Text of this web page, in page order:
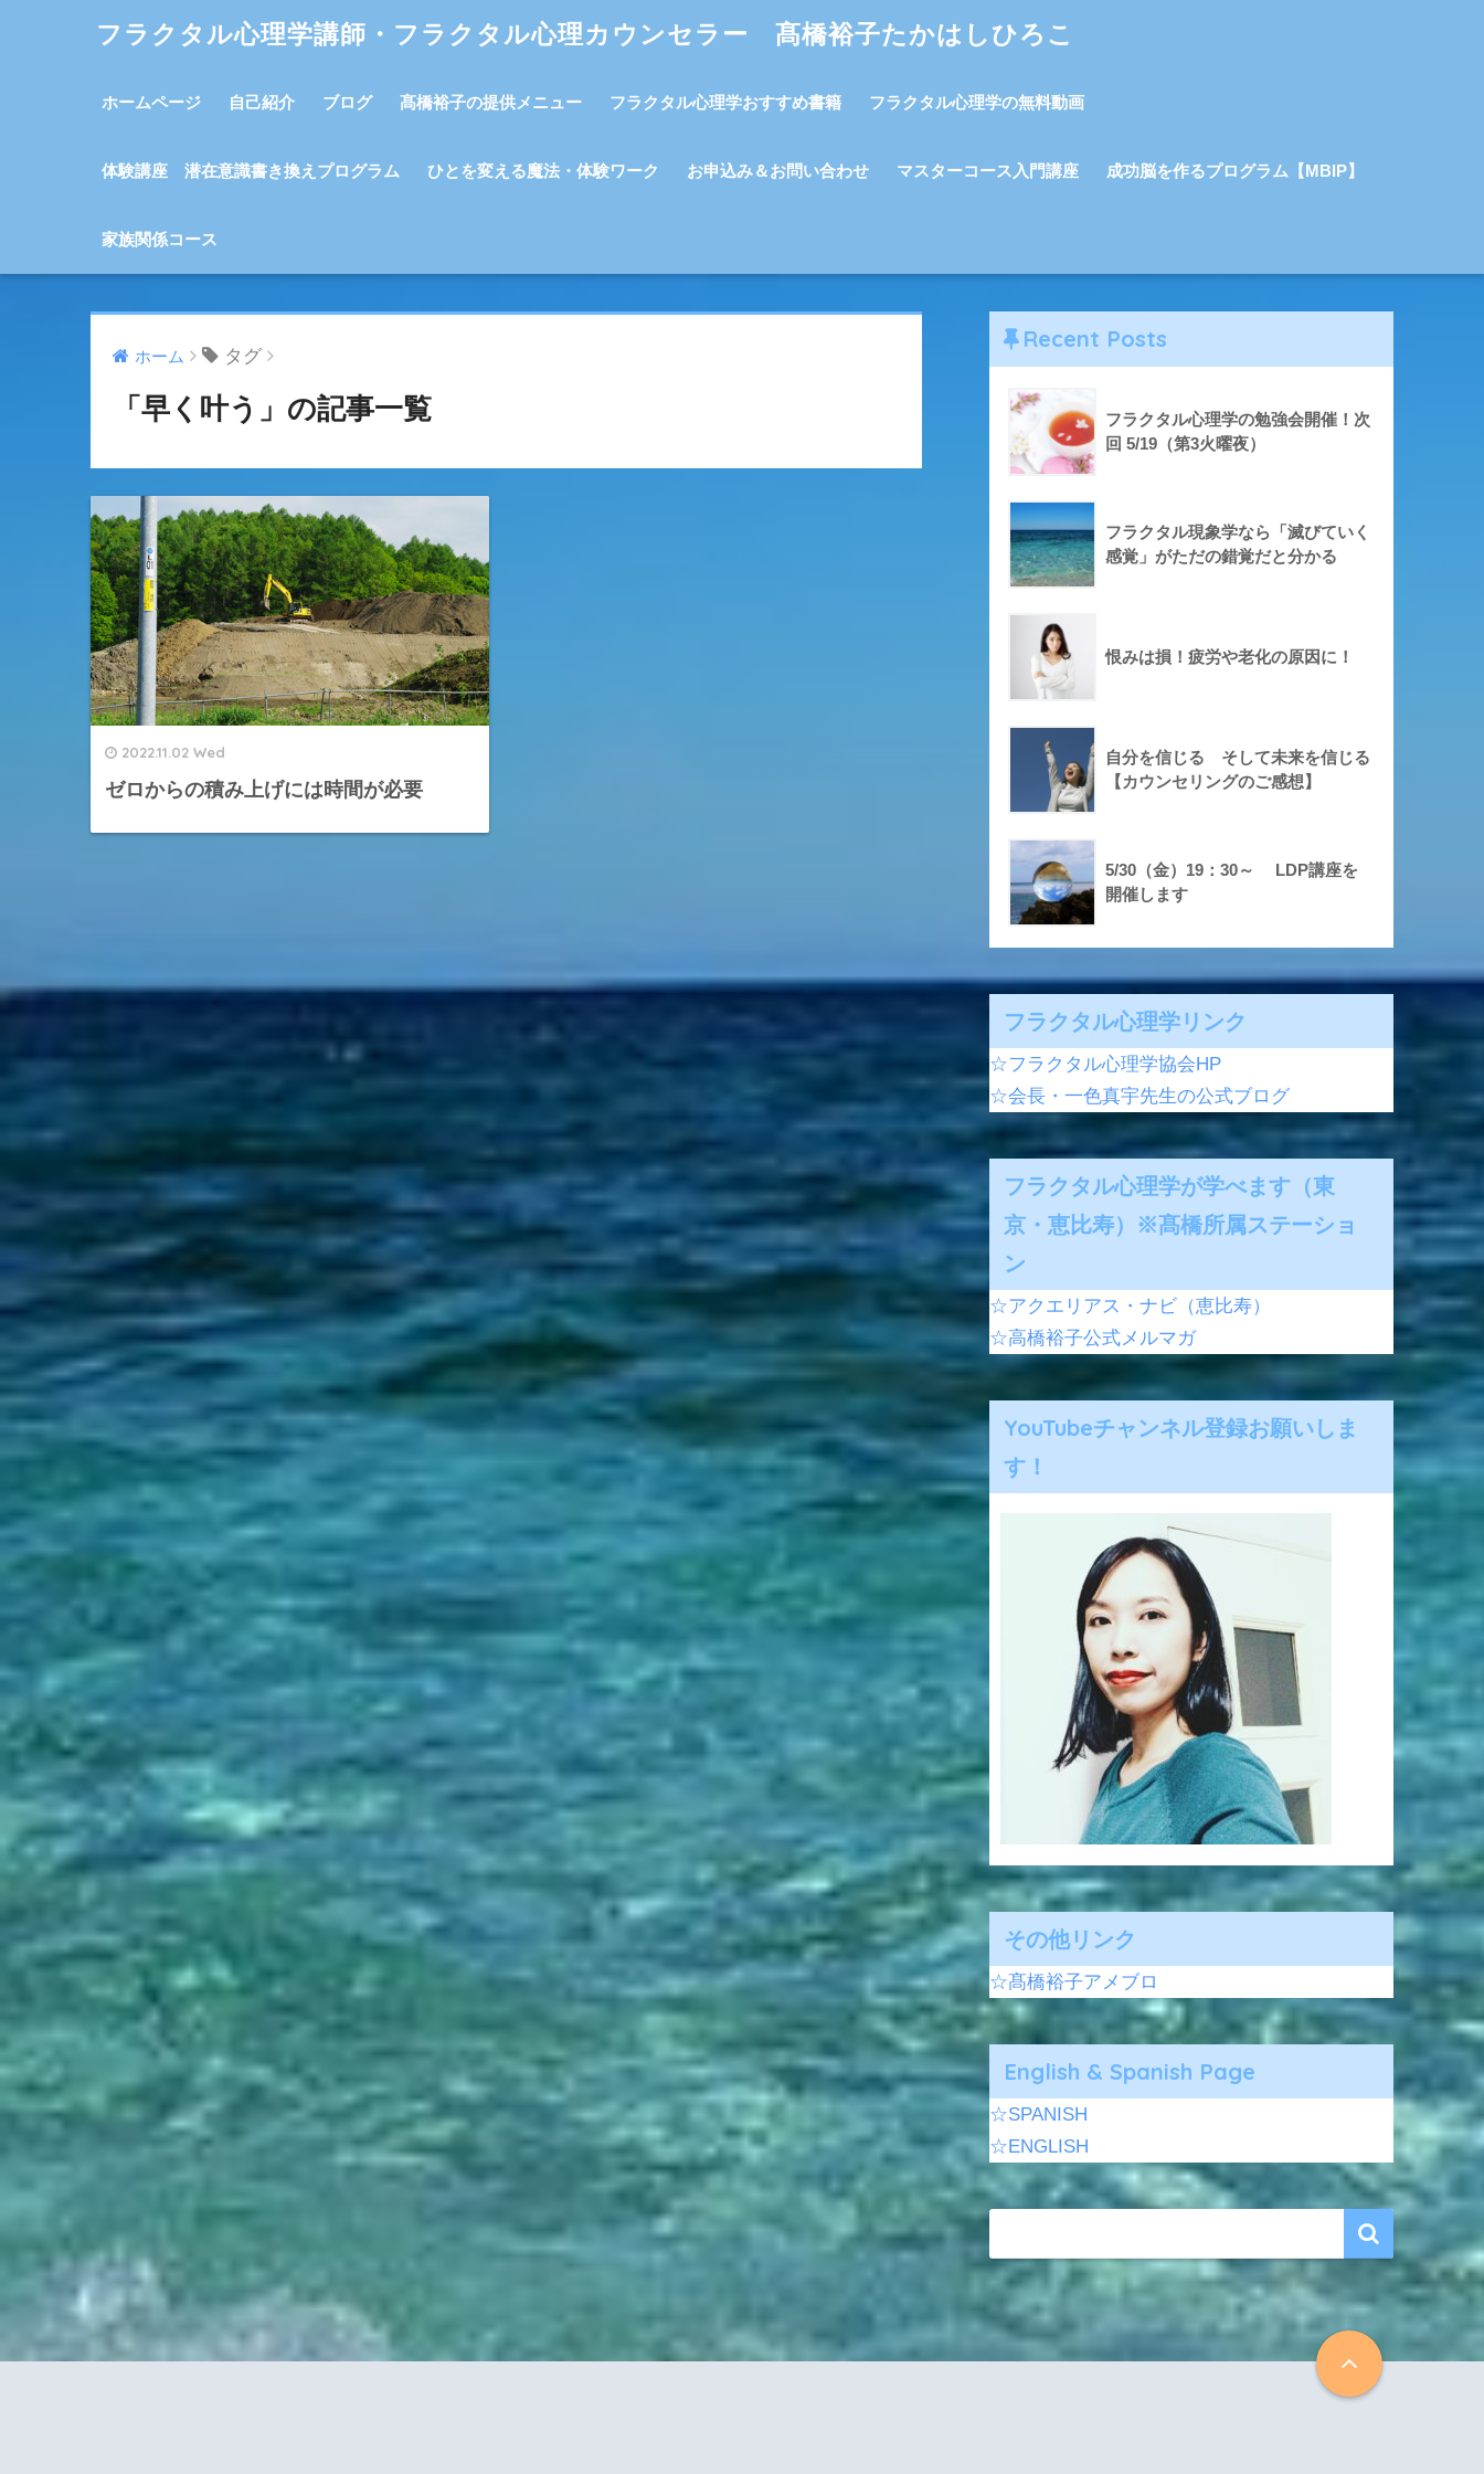
フラクタル心理学講師・フラクタル心理カウンセラー 髙橋裕子たかはしひろこ
ホームページ 自己紹介 ブログ 髙橋裕子の提供メニュー フラクタル心理学おすすめ書籍 フラクタル心理学の無料動画
体験講座 潜在意識書き換えプログラム ひとを変える魔法・体験ワーク お申込み＆お問い合わせ マスターコース入門講座 成功脳を作るプログラム【MBIP】
家族関係コース
ホーム タグ
「早く叶う」の記事一覧
2022.11.02 Wed
ゼロからの積み上げには時間が必要
Recent Posts
フラクタル心理学の勉強会開催！次
回 5/19（第3火曜夜）
フラクタル現象学なら「滅びていく
感覚」がただの錯覚だと分かる
恨みは損！疲労や老化の原因に！
自分を信じる そして未来を信じる
【カウンセリングのご感想】
5/30（金）19：30～ LDP講座を
開催します
フラクタル心理学リンク
☆フラクタル心理学協会HP
☆会長・一色真宇先生の公式ブログ
フラクタル心理学が学べます（東
京・恵比寿）※髙橋所属ステーショ
ン
☆アクエリアス・ナビ（恵比寿）
☆高橋裕子公式メルマガ
YouTubeチャンネル登録お願いしま
す！
その他リンク
☆髙橋裕子アメブロ
English & Spanish Page
☆SPANISH
☆ENGLISH